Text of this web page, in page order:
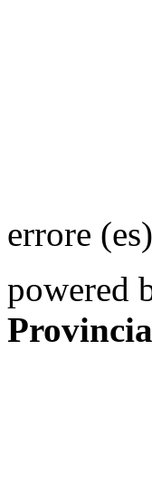
errore (es)
powered